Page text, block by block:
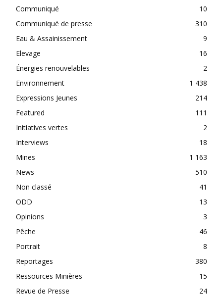
Communiqué
10
Communiqué de presse
310
Eau & Assainissement
9
Elevage
16
Énergies renouvelables
2
Environnement
1 438
Expressions Jeunes
214
Featured
111
Initiatives vertes
2
Interviews
18
Mines
1 163
News
510
Non classé
41
ODD
13
Opinions
3
Pêche
46
Portrait
8
Reportages
380
Ressources Minières
15
Revue de Presse
24